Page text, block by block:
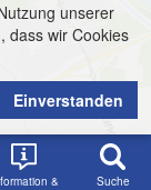
&
Suche
unserer
dass wir Cookies
Einverstanden